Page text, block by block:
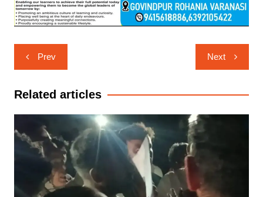
Post
navigation
Prev Next
Related articles